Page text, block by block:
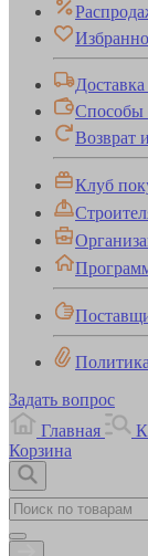
Способы
Возврат
Клуб
Задать вопрос
Главная
Корзина